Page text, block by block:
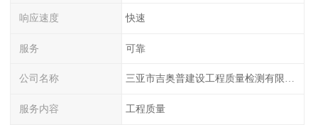
响应速度 快速
服务 可靠
公司名称 三亚市吉奥普建设工程质量检测有限公司陕西分公司
服务内容 工程质量